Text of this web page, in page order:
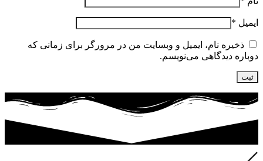
ایمیل *
ذخیره نام، ایمیل و وبسایت من در مرورگر برای زمانی که
دوباره دیدگاهی می‌نویسم.